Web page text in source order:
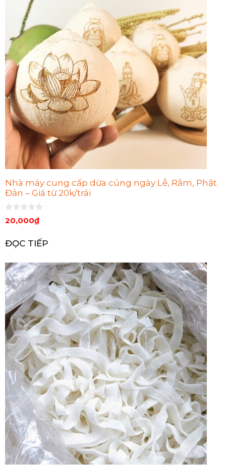
Nhà máy cung cấp dừa cúng ngày Lễ, Rằm, Phật
Đản – Giá từ 20k/trái
0
n
o
à
20,000₫
ĐỌC TIẾP